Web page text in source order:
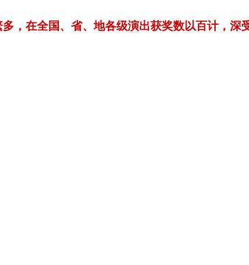
在全国、省、地各级演出获奖数以百计，深